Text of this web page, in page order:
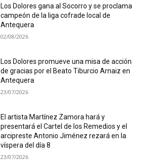
Los Dolores gana al Socorro y se proclama
campeón de la liga cofrade local de
Antequera
02/08/2026
Los Dolores promueve una misa de acción
de gracias por el Beato Tiburcio Arnaiz en
Antequera
23/07/2026
El artista Martínez Zamora hará y
presentará el Cartel de los Remedios y el
arcipreste Antonio Jiménez rezará en la
víspera del día 8
23/07/2026